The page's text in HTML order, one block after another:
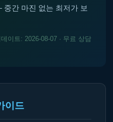
간 마진 없는 최저가 보
데이트: 2026-08-07 · 무료 상담
이드